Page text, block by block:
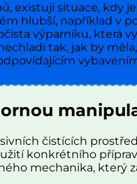
existují situace, kdy
hlubší, například v
výparníku, která
tak, jak by
čistících
konkrétního
mechanika, který